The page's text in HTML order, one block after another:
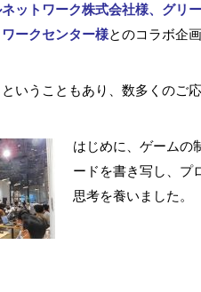
ネットワーク株式会社様、グリ
ークセンター様とのコラボ企
ということもあり、数多くのご
はじめに、ゲームの
ードを書き写し、プ
思考を養いました。